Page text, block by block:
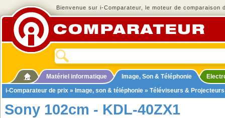
Bienvenue sur i-Comparateur, le moteur de comparaison
Matériel informatique Image, Son & Téléphonie
i-Comparateur de prix » Image, son & téléphonie » Téléviseurs & Projecteurs
Sony 102cm - KDL-40ZX1